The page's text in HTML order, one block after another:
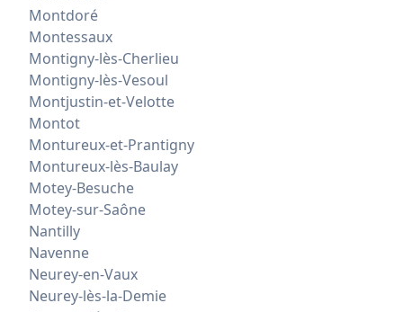
Montdoré
Montessaux
Montigny-lès-Cherlieu
Montigny-lès-Vesoul
Montjustin-et-Velotte
Montot
Montureux-et-Prantigny
Montureux-lès-Baulay
Motey-Besuche
Motey-sur-Saône
Nantilly
Navenne
Neurey-en-Vaux
Neurey-lès-la-Demie